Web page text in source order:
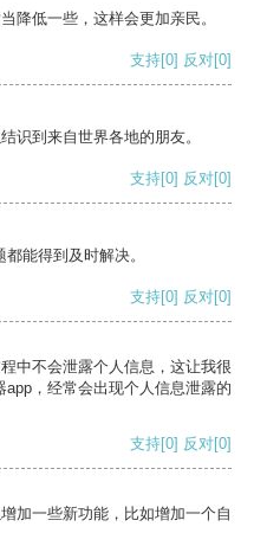
降低一些，这样会更加亲民。
支持[0] 反对[0]
识到来自世界各地的朋友。
支持[0] 反对[0]
能得到及时解决。
支持[0] 反对[0]
中不会泄露个人信息，这让我很
，经常会出现个人信息泄露的
支持[0] 反对[0]
加一些新功能，比如增加一个自